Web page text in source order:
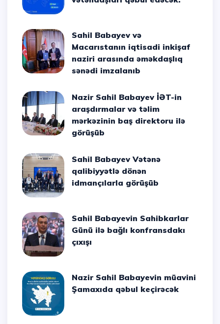
Sahil Babayev və
Macarıstanın iqtisadi inkişaf
naziri arasında əməkdaşlıq
sənədi imzalanıb
Nazir Sahil Babayev İƏT-in
araşdırmalar və təlim
mərkəzinin baş direktoru ilə
görüşüb
Sahil Babayev Vətənə
qalibiyyətlə dönən
idmançılarla görüşüb
Sahil Babayevin Sahibkarlar
Günü ilə bağlı konfransdakı
çıxışı
Nazir Sahil Babayevin müavini
Şamaxıda qəbul keçirəcək